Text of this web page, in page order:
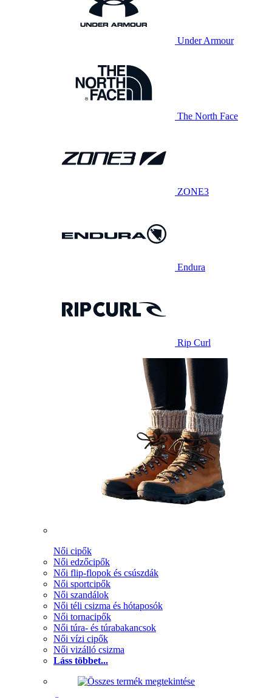
Under Armour
The North Face
ZONE3
Endura
Rip Curl
Női cipők
Női edzőcipők
Női flip-flopok és csúszdák
Női sportcipők
Női szandálok
Női téli csizma és hótaposók
Női tornacipők
Női túra- és túrabakancsok
Női vízi cipők
Női vizálló csizma
Láss többet...